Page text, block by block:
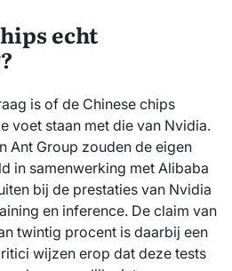
echt
is of de Chinese chips
voet staan met die van Nvidia.
Ant Group zouden de eigen
in samenwerking met Alibaba
bij de prestaties van Nvidia
en inference. De claim van
twintig procent is daarbij een
wijzen erop dat deze tests